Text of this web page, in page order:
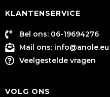
KLANTENSERVICE
Bel ons: 06-19694276
Mail ons: info@anole.eu
Veelgestelde vragen
VOLG ONS